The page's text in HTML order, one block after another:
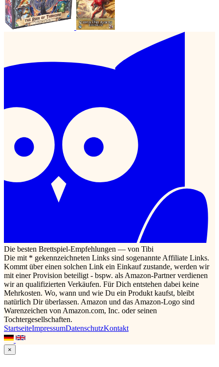
Die besten Brettspiel-Empfehlungen — von Tibi
Die mit * gekennzeichneten Links sind sogenannte Affiliate Links.
Kommt über einen solchen Link ein Einkauf zustande, werden wir
mit einer Provision beteiligt - bspw. als Amazon-Partner verdienen
wir an qualifizierten Verkäufen. Für Dich entstehen dabei keine
Mehrkosten. Wo, wann und wie Du ein Produkt kaufst, bleibt
natürlich Dir überlassen. Amazon und das Amazon-Logo sind
Warenzeichen von Amazon.com, Inc. oder seinen
Tochtergesellschaften.
StartseiteImpressumDatenschutzKontakt
×